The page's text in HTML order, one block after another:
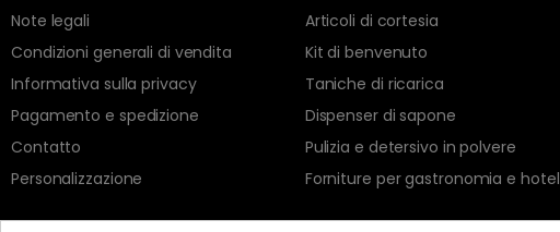
Note legali
Condizioni generali di vendita
Informativa sulla privacy
Pagamento e spedizione
Contatto
Personalizzazione
Articoli di cortesia
Kit di benvenuto
Taniche di ricarica
Dispenser di sapone
Pulizia e detersivo in polvere
Forniture per gastronomia e hotel